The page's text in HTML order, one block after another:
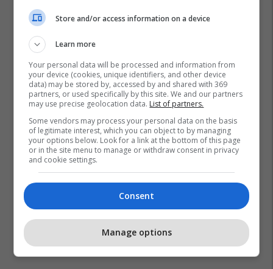
Store and/or access information on a device
Learn more
Your personal data will be processed and information from
your device (cookies, unique identifiers, and other device
data) may be stored by, accessed by and shared with 369
partners, or used specifically by this site. We and our partners
may use precise geolocation data. List of partners.
Some vendors may process your personal data on the basis
of legitimate interest, which you can object to by managing
your options below. Look for a link at the bottom of this page
or in the site menu to manage or withdraw consent in privacy
and cookie settings.
Consent
Manage options